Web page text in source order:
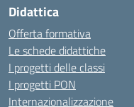
Didattica
Offerta formativa
Le schede didattiche
I progetti delle classi
I progetti PON
Internazionalizzazione